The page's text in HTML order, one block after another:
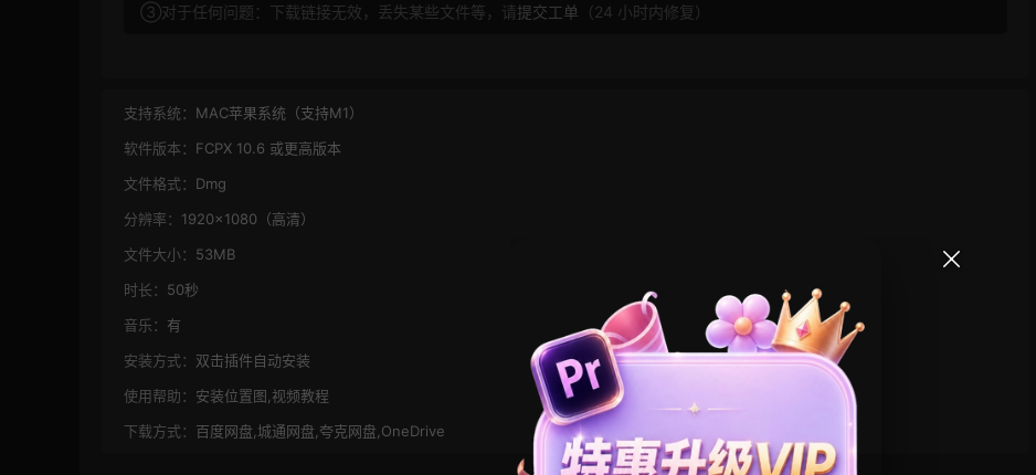
③对于任何问题：下载链接无效，丢失某些文件等，请提交工单 （24 小时内修复）
支持系统： MAC苹果系统（支持M1）
软件版本： FCPX 10.6 或更高版本
文件格式： Dmg
分辨率： 1920×1080（高清）
文件大小： 53MB
时长： 50秒
音乐： 有
安装方式： 双击插件自动安装
使用帮助： 安装位置图,视频教程
下载方式： 百度网盘,城通网盘,夸克网盘,OneDrive